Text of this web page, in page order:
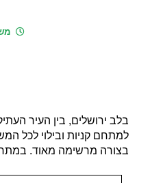
בלב ירושלים, בין העיר
למתחם קניות ובילוי לכל
בצורה מרשימה מאוד. במתחם